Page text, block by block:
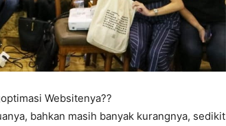
Websitenya??
bahkan masih banyak kurangnya, sedikit